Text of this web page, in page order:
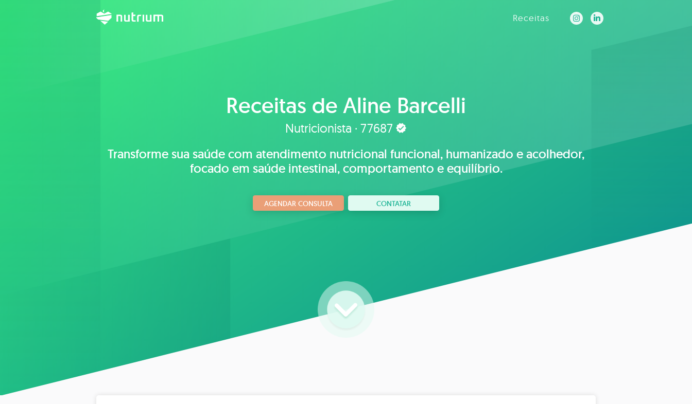
Receitas
Receitas de Aline Barcelli
Nutricionista · 77687
Transforme sua saúde com atendimento nutricional funcional, humanizado e acolhedor,
focado em saúde intestinal, comportamento e equilíbrio.
AGENDAR CONSULTA CONTATAR